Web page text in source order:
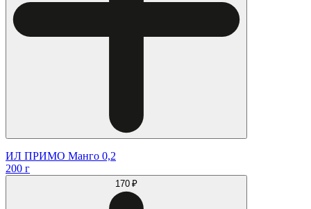
ИЛ ПРИМО Манго 0,2
200 г
170 ₽